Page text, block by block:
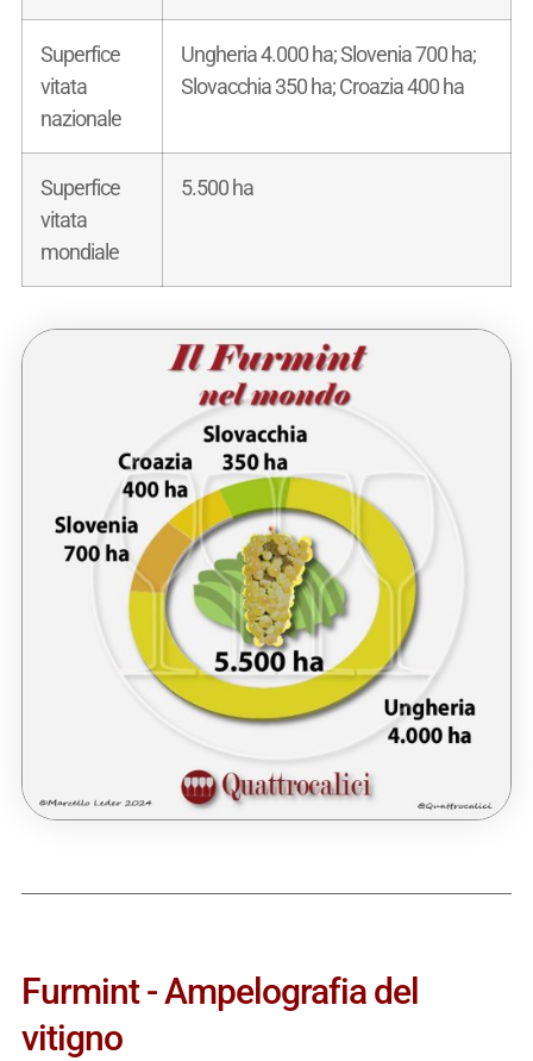
Superfice
vitata
nazionale
Ungheria 4.000 ha; Slovenia 700 ha;
Slovacchia 350 ha; Croazia 400 ha
Superfice
vitata
mondiale
5.500 ha
Furmint - Ampelografia del
vitigno